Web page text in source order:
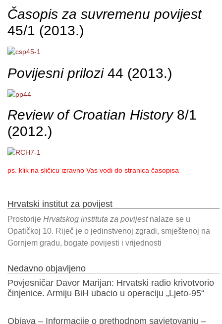
Časopis za suvremenu povijest
45/1 (2013.)
Povijesni prilozi44 (2013.)
Review of Croatian History8/1
(2012.)
ps. klik na sličicu izravno Vas vodi do stranica časopisa
Hrvatski institut za povijest
Prostorije Hrvatskog instituta za povijestnalaze se u
Opatičkoj 10. Riječ je o jedinstvenoj zgradi, smještenoj na
Gornjem gradu, bogate povijesti i vrijednosti
Nedavno objavljeno
Povjesničar Davor Marijan: Hrvatski radio krivotvorio
činjenice. Armiju BiH ubacio u operaciju „Ljeto-95“
Objava – Informacije o prethodnom savjetovanju –